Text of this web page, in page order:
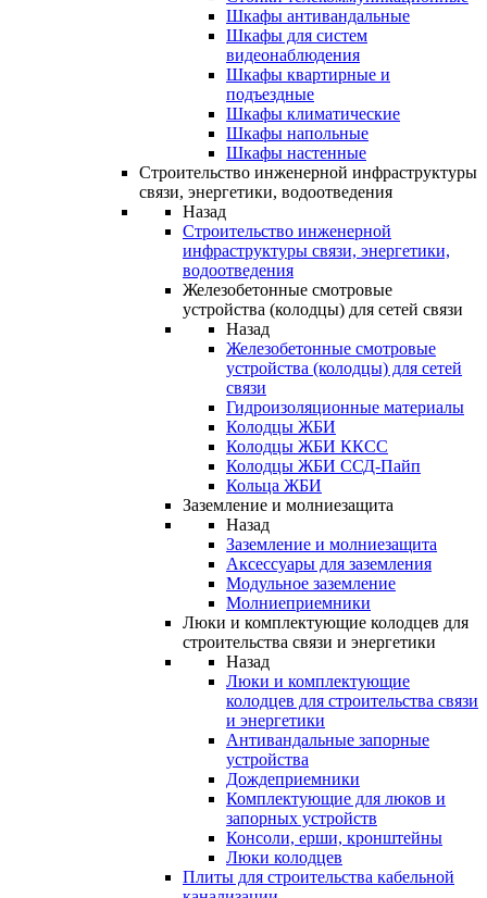
Шкафы антивандальные
Шкафы для систем
видеонаблюдения
Шкафы квартирные и
подъездные
Шкафы климатические
Шкафы напольные
Шкафы настенные
Строительство инженерной инфраструктуры
связи, энергетики, водоотведения
Назад
Строительство инженерной
инфраструктуры связи, энергетики,
водоотведения
Железобетонные смотровые
устройства (колодцы) для сетей связи
Назад
Железобетонные смотровые
устройства (колодцы) для сетей
связи
Гидроизоляционные материалы
Колодцы ЖБИ
Колодцы ЖБИ ККСС
Колодцы ЖБИ ССД-Пайп
Кольца ЖБИ
Заземление и молниезащита
Назад
Заземление и молниезащита
Аксессуары для заземления
Модульное заземление
Молниеприемники
Люки и комплектующие колодцев для
строительства связи и энергетики
Назад
Люки и комплектующие
колодцев для строительства связи
и энергетики
Антивандальные запорные
устройства
Дождеприемники
Комплектующие для люков и
запорных устройств
Консоли, ерши, кронштейны
Люки колодцев
Плиты для строительства кабельной